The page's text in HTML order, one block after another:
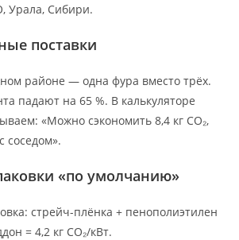
Урала, Сибири.
поставки
районе — одна фура вместо трёх.
падают на 65 %. В калькуляторе
«Можно сэкономить 8,4 кг CO₂,
соседом».
«по умолчанию»
стрейч-плёнка + пенополиэтилен
= 4,2 кг CO₂/кВт.